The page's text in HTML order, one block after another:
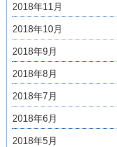
2018年11月
2018年10月
2018年9月
2018年8月
2018年7月
2018年6月
2018年5月